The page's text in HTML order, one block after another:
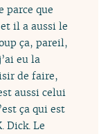
parce que
il a aussi le
ça, pareil,
eu la
de faire,
aussi celui
ça qui est
Dick. Le